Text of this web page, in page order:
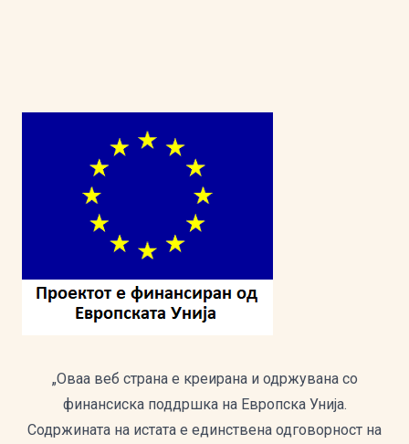
„Оваа веб страна е креирана и одржувана со
финансиска поддршка на Европска Унија.
Содржината на истата е единствена одговорност на